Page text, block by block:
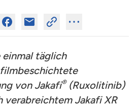
einmal täglich
von Jakafi® (Ruxolitinib)
verabreichtem Jakafi XR